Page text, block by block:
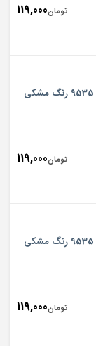
تومان119,000
تومان119,000
تومان119,000